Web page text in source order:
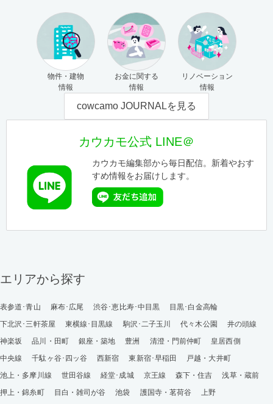
物件・建物
情報
お金に関する
情報
リノベーション
情報
cowcamo JOURNALを見る
カウカモ公式 LINE＠
カウカモ編集部から毎日配信。新着やおす
すめ情報をお届けします。
エリアから探す
表参道･青山 麻布･広尾 渋谷･恵比寿･中目黒
目黒･白金高輪
下北沢･三軒茶屋
東横線･目黒線 駒沢･二子玉川 代々木公園
井の頭線
神楽坂
品川・田町 銀座・築地 豊洲 清澄・門前仲町
皇居西側
中央線
千駄ヶ谷･四ッ谷 西新宿 東新宿･早稲田
戸越・大井町
池上・多摩川線
世田谷線 経堂･成城 京王線 森下・住吉
浅草・蔵前
押上・錦糸町
目白・雑司が谷 池袋 護国寺・茗荷谷
上野